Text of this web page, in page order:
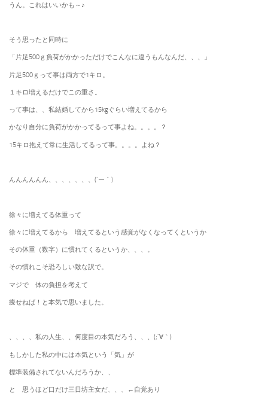
うん。これはいいかも～♪
そう思ったと同時に
「片足500ｇ負荷がかかっただけでこんなに違うもんなんだ、、、」
片足500ｇって事は両方で1キロ。
１キロ増えるだけでこの重さ。
って事は、、私結婚してから15kgぐらい増えてるから
かなり自分に負荷がかかってるって事よね。。。。？
15キロ抱えて常に生活してるって事。。。。よね？
んんんんんん、、、、、、、(´ー｀)
徐々に増えてる体重って
徐々に増えてるから 増えてるという感覚がなくなってくというか
その体重（数字）に慣れてくるというか、、、。
その慣れこそ恐ろしい敵な訳で。
マジで 体の負担を考えて
痩せねば！と本気で思いました。
、、、、私の人生、、何度目の本気だろう、、、(;´∀｀)
もしかした私の中には本気という「気」が
標準装備されてないんだろうか、、
と 思うほど口だけ三日坊主女だ、、、←自覚あり